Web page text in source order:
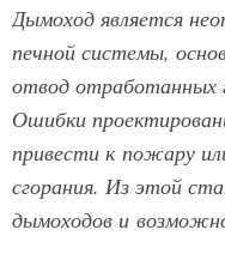
Дымоход является
печной системы,
отвод отработанных
Ошибки
привести к пожару
сгорания. Из этой
дымоходов и